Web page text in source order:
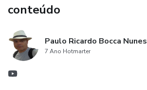
conteúdo
Paulo Ricardo Bocca Nunes
7 Ano Hotmarter